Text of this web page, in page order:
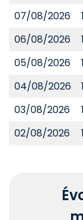
07/08/2026
06/08/2026
05/08/2026
04/08/2026
03/08/2026
02/08/2026